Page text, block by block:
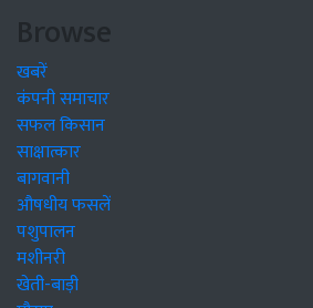
Browse
खबरें
कंपनी समाचार
सफल किसान
साक्षात्कार
बागवानी
औषधीय फसलें
पशुपालन
मशीनरी
खेती-बाड़ी